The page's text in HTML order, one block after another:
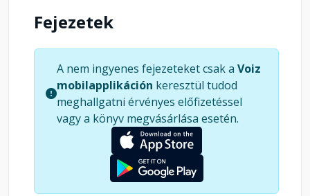
Fejezetek
A nem ingyenes fejezeteket csak a Voiz
mobilapplikáción keresztül tudod
meghallgatni érvényes előfizetéssel
vagy a könyv megvásárlása esetén.